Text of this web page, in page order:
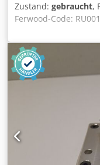
Zustand: gebraucht,
Ferwood-Code:
– Zustand:
Interesse bieten wir
kontaktieren Sie uns.